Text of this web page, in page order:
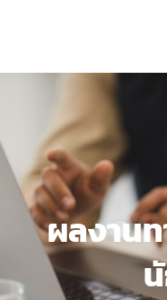
ผลงาน